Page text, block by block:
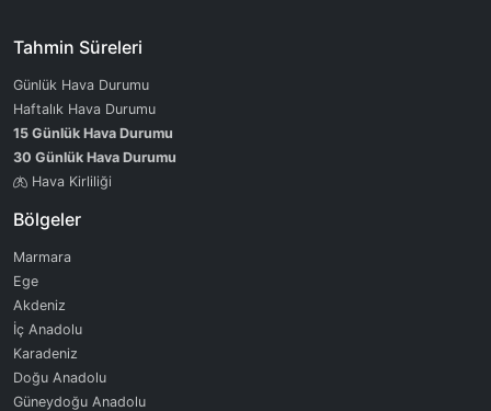
Tahmin Süreleri
Günlük Hava Durumu
Haftalık Hava Durumu
15 Günlük Hava Durumu
30 Günlük Hava Durumu
Hava Kirliliği
Bölgeler
Marmara
Ege
Akdeniz
İç Anadolu
Karadeniz
Doğu Anadolu
Güneydoğu Anadolu